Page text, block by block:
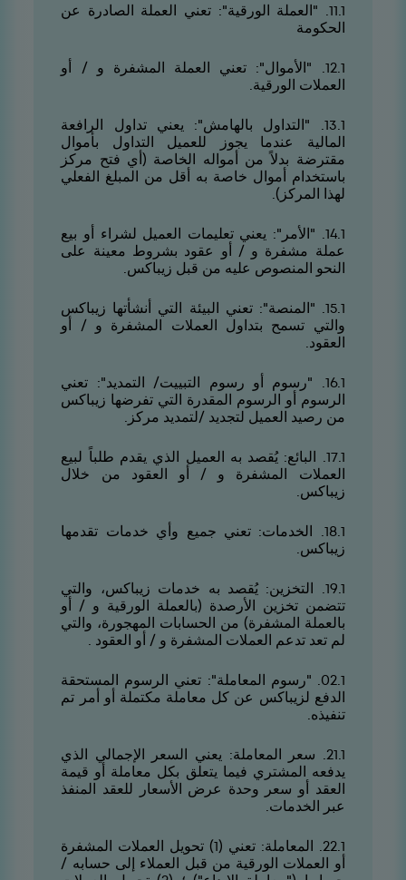
1.11. "العملة الورقية": تعني العملة الصادرة عن
الحكومة
1.21. "الأموال": تعني العملة المشفرة و / أو
العملات الورقية.
1.31. "التداول بالهامش": يعني تداول الرافعة
المالية عندما يجوز للعميل التداول بأموال
مقترضة بدلاً من أمواله الخاصة (أي فتح مركز
باستخدام أموال خاصة به أقل من المبلغ الفعلي
لهذا المركز).
1.41. "الأمر": يعني تعليمات العميل لشراء أو بيع
عملة مشفرة و / أو عقود بشروط معينة على
النحو المنصوص عليه من قبل زيباكس.
1.51. "المنصة": تعني البيئة التي أنشأتها زيباكس
والتي تسمح بتداول العملات المشفرة و / أو
العقود.
1.61. "رسوم أو رسوم التبييت/ التمديد": تعني
الرسوم أو الرسوم المقدرة التي تفرضها زيباكس
من رصيد العميل لتجديد /لتمديد مركز.
1.71. البائع: يُقصد به العميل الذي يقدم طلباً لبيع
العملات المشفرة و / أو العقود من خلال
زيباكس.
1.81. الخدمات: تعني جميع وأي خدمات تقدمها
زيباكس.
1.91. التخزين: يُقصد به خدمات زيباكس، والتي
تتضمن تخزين الأرصدة (بالعملة الورقية و / أو
بالعملة المشفرة) من الحسابات المهجورة، والتي
لم تعد تدعم العملات المشفرة و / أو العقود .
1.20. "رسوم المعاملة": تعني الرسوم المستحقة
الدفع لزيباكس عن كل معاملة مكتملة أو أمر تم
تنفيذه.
1.12. سعر المعاملة: يعني السعر الإجمالي الذي
يدفعه المشتري فيما يتعلق بكل معاملة أو قيمة
العقد أو سعر وحدة عرض الأسعار للعقد المنفذ
عبر الخدمات.
1.22. المعاملة: تعني (1) تحويل العملات المشفرة
أو العملات الورقية من قبل العملاء إلى حسابه /